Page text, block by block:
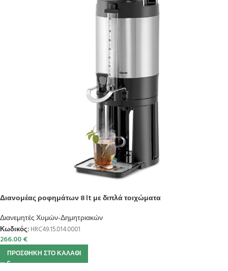
Διανομέας ροφημάτων 8 lt με διπλά τοιχώματα
Διανεμητές Χυμών-Δημητριακών
Κωδικός: HRC49.15.014.0001
266.00€
ΠΡΟΣΘΉΚΗ ΣΤΟ ΚΑΛΆΘΙ